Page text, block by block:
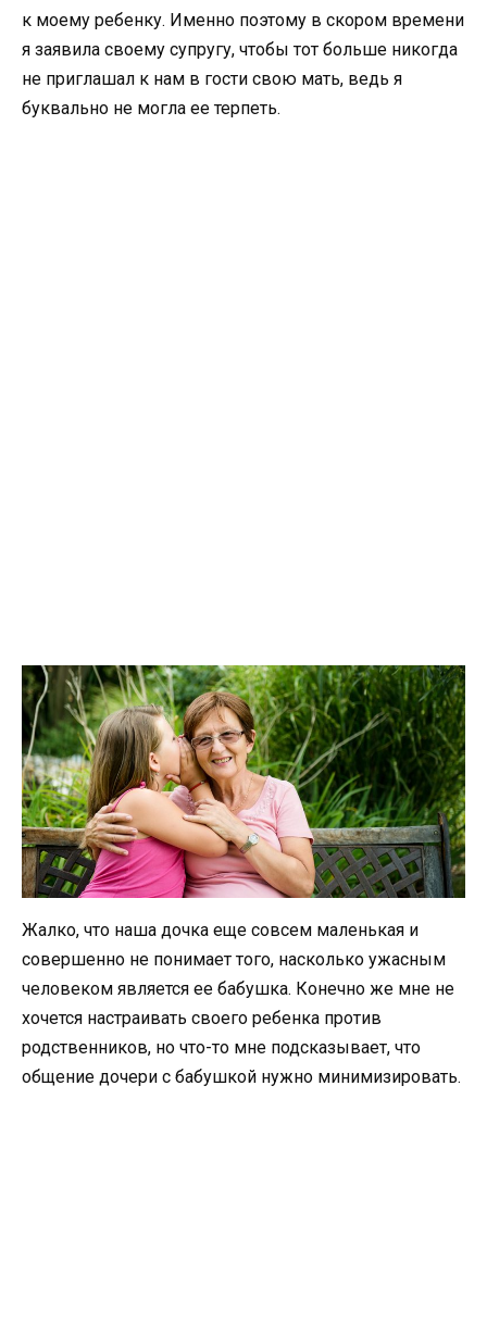
к моему ребенку. Именно поэтому в скором времени
я заявила своему супругу, чтобы тот больше никогда
не приглашал к нам в гости свою мать, ведь я
буквально не могла ее терпеть.
Жалко, что наша дочка еще совсем маленькая и
совершенно не понимает того, насколько ужасным
человеком является ее бабушка. Конечно же мне не
хочется настраивать своего ребенка против
родственников, но что-то мне подсказывает, что
общение дочери с бабушкой нужно минимизировать.